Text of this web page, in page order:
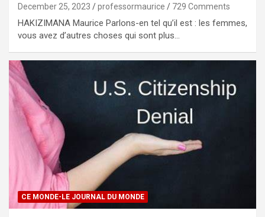
December 25, 2023 professormaurice 729 Comments
HAKIZIMANA Maurice Parlons-en tel qu’il est : les femmes,
vous avez d’autres choses qui sont plus…
CE MONDE-LE JOURNAL DU MONDE